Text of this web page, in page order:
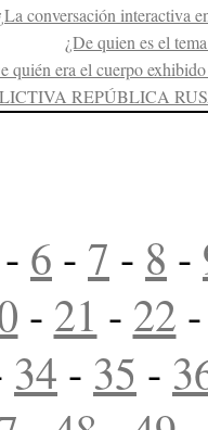
conversación interactiva
¿De quien es el
quién era el cuerpo
REPÚBLICA
- 6 - 7 - 8 -
- 21 - 22
34 - 35 -